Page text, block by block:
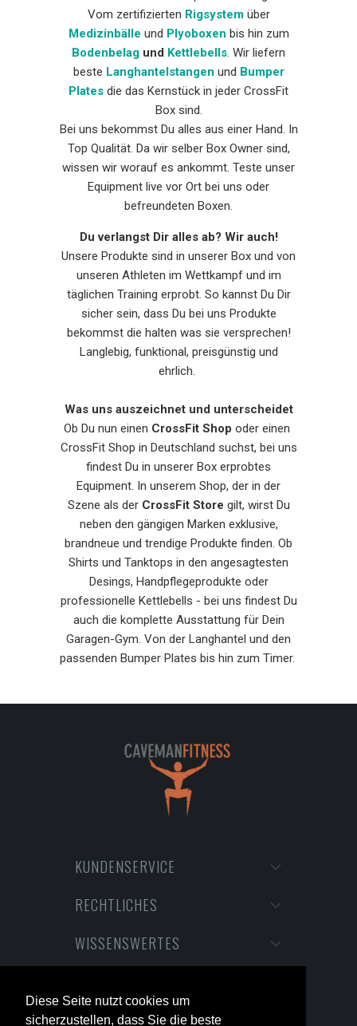
Diese Seite nutzt cookies um
sicherzustellen, dass Sie die beste
Vom zertifizierten Rigsystem über
Medizinbälle und Plyoboxen bis hin zum
Bodenbelag und Kettlebells. Wir liefern
beste Langhantelstangen und Bumper
Plates die das Kernstück in jeder CrossFit
Box sind.
Bei uns bekommst Du alles aus einer Hand. In
Top Qualität. Da wir selber Box Owner sind,
wissen wir worauf es ankommt. Teste unser
Equipment live vor Ort bei uns oder
befreundeten Boxen.
Du verlangst Dir alles ab? Wir auch!
Unsere Produkte sind in unserer Box und von
unseren Athleten im Wettkampf und im
täglichen Training erprobt. So kannst Du Dir
sicher sein, dass Du bei uns Produkte
bekommst die halten was sie versprechen!
Langlebig, funktional, preisgünstig und
ehrlich.
Was uns auszeichnet und unterscheidet
Ob Du nun einen CrossFit Shop oder einen
CrossFit Shop in Deutschland suchst, bei uns
findest Du in unserer Box erprobtes
Equipment. In unserem Shop, der in der
Szene als der CrossFit Store gilt, wirst Du
neben den gängigen Marken exklusive,
brandneue und trendige Produkte finden. Ob
Shirts und Tanktops in den angesagtesten
Desings, Handpflegeprodukte oder
professionelle Kettlebells - bei uns findest Du
auch die komplette Ausstattung für Dein
Garagen-Gym. Von der Langhantel und den
passenden Bumper Plates bis hin zum Timer.
KUNDENSERVICE
RECHTLICHES
WISSENSWERTES